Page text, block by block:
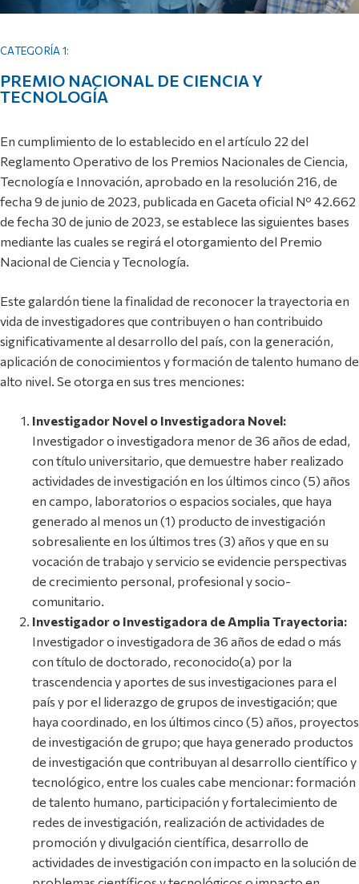
CATEGORÍA 1:
PREMIO NACIONAL DE CIENCIA Y
TECNOLOGÍA
En cumplimiento de lo establecido en el artículo 22 del
Reglamento Operativo de los Premios Nacionales de Ciencia,
Tecnología e Innovación, aprobado en la resolución 216, de
fecha 9 de junio de 2023, publicada en Gaceta oficial Nº 42.662
de fecha 30 de junio de 2023, se establece las siguientes bases
mediante las cuales se regirá el otorgamiento del Premio
Nacional de Ciencia y Tecnología.
Este galardón tiene la finalidad de reconocer la trayectoria en
vida de investigadores que contribuyen o han contribuido
significativamente al desarrollo del país, con la generación,
aplicación de conocimientos y formación de talento humano de
alto nivel. Se otorga en sus tres menciones:
Investigador Novel o Investigadora Novel:
Investigador o investigadora menor de 36 años de edad,
con título universitario, que demuestre haber realizado
actividades de investigación en los últimos cinco (5) años
en campo, laboratorios o espacios sociales, que haya
generado al menos un (1) producto de investigación
sobresaliente en los últimos tres (3) años y que en su
vocación de trabajo y servicio se evidencie perspectivas
de crecimiento personal, profesional y socio-
comunitario.
Investigador o Investigadora de Amplia Trayectoria:
Investigador o investigadora de 36 años de edad o más
con título de doctorado, reconocido(a) por la
trascendencia y aportes de sus investigaciones para el
país y por el liderazgo de grupos de investigación; que
haya coordinado, en los últimos cinco (5) años, proyectos
de investigación de grupo; que haya generado productos
de investigación que contribuyan al desarrollo científico y
tecnológico, entre los cuales cabe mencionar: formación
de talento humano, participación y fortalecimiento de
redes de investigación, realización de actividades de
promoción y divulgación científica, desarrollo de
actividades de investigación con impacto en la solución de